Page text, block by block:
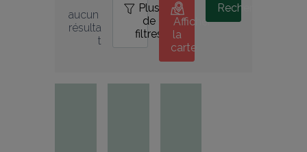
aucun
résulta
t
Plus
de
filtres
Afficher
la
carte
Rechercher